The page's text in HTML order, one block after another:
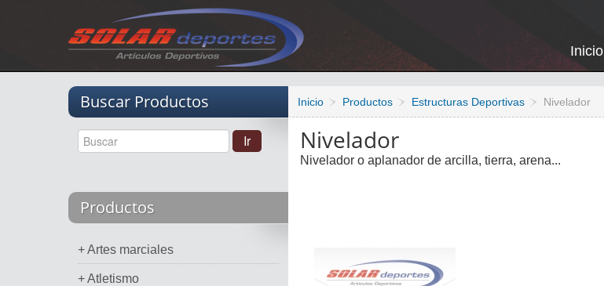
Inicio
Buscar Productos
Productos
+ Artes marciales
+ Atletismo
Inicio Productos Estructuras Deportivas Nivelador
Nivelador
Nivelador o aplanador de arcilla, tierra, arena...